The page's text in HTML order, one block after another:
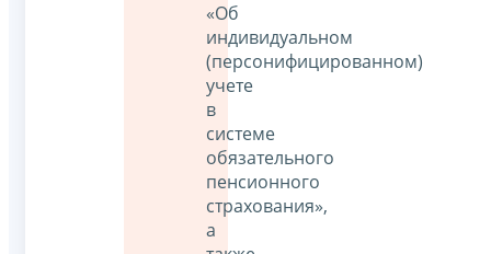
«Об
индивидуальном
(персонифицированном)
учете
в
системе
обязательного
пенсионного
страхования»,
а